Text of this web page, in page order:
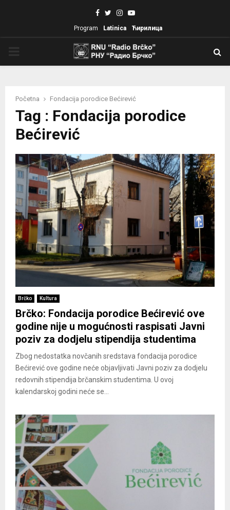
Facebook
TwitterInstagram
Youtube
Program Latinica Ћирилица
Početna Fondacija porodice Bećirević
Tag : Fondacija porodice
Bećirević
Brčko Kultura
Brčko: Fondacija porodice Bećirević ove
godine nije u mogućnosti raspisati Javni
poziv za dodjelu stipendija studentima
Zbog nedostatka novčanih sredstava fondacija porodice
Bećirević ove godine neće objavljivati Javni poziv za dodjelu
redovnih stipendija brčanskim studentima. U ovoj
kalendarskoj godini neće se...